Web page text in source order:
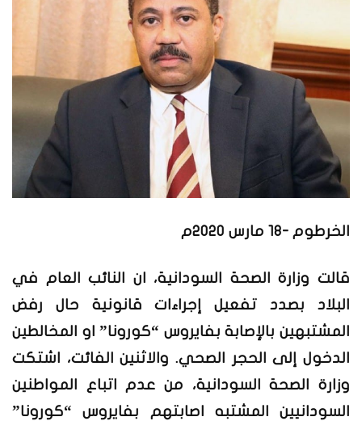
الخرطوم -18 مارس 2020م
قالت وزارة الصحة السودانية، ان النائب العام في
البلاد بصدد تفعيل إجراءات قانونية حال رفض
المشتبهين بالإصابة بفايروس “كورونا” او المخالطين
الدخول إلى الحجر الصحي. والاثنين الفائت، اشتكت
وزارة الصحة السودانية، من عدم اتباع المواطنين
السودانيين المشتبه اصابتهم بفايروس “كورونا”